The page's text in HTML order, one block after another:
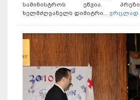
სამინისტროს ეწვია.
ხელმძღვანელს დიმიტრი... ვრცლად